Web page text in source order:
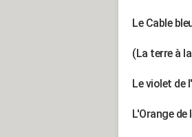
Le Cable
(La terre à
Le violet de
L'Orange